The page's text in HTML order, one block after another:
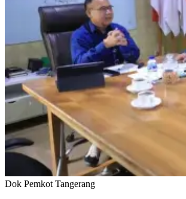
Dok Pemkot Tangerang